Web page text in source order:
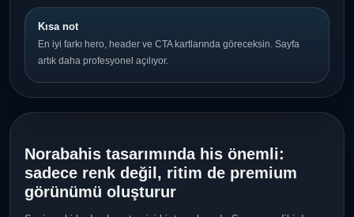
Kısa not
En iyi farkı hero, header ve CTA kartlarında göreceksin. Sayfa
artık daha profesyonel açılıyor.
Norabahis tasarımında his önemli:
sadece renk değil, ritim de premium
görünümü oluşturur